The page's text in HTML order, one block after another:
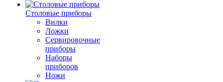
Столовые приборы
Вилки
Ложки
Сервировочные
приборы
Наборы
приборов
Ножи